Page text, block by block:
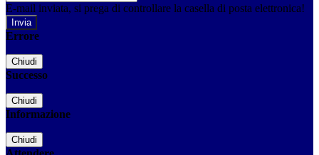
E-mail inviata, si prega di controllare la casella di posta elettronica!
Errore
Chiudi
Successo
Chiudi
Informazione
Chiudi